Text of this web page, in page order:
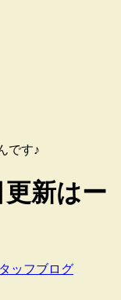
です♪
新はー
ッフブログ